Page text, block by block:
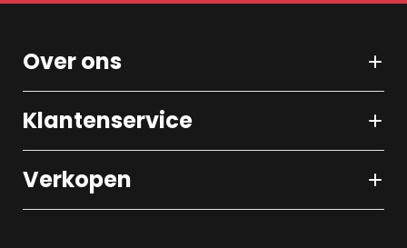
Over ons
Klantenservice
Verkopen